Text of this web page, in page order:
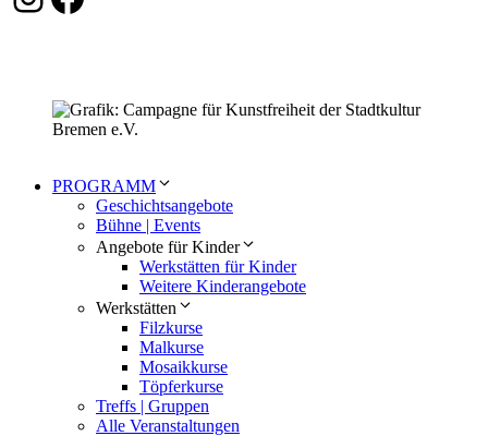
PROGRAMM
Geschichtsangebote
Bühne | Events
Angebote für Kinder
Werkstätten für Kinder
Weitere Kinderangebote
Werkstätten
Filzkurse
Malkurse
Mosaikkurse
Töpferkurse
Treffs | Gruppen
Alle Veranstaltungen